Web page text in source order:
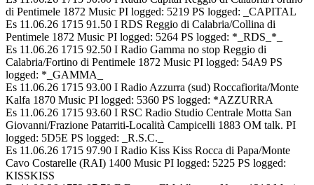
di Pentimele 1872 Music PI logged: 5219 PS logged: _CAPITAL
Es 11.06.26 1715 91.50 I RDS Reggio di Calabria/Collina di
Pentimele 1872 Music PI logged: 5264 PS logged: *_RDS_*_
Es 11.06.26 1715 92.50 I Radio Gamma no stop Reggio di
Calabria/Fortino di Pentimele 1872 Music PI logged: 54A9 PS
logged: *_GAMMA_
Es 11.06.26 1715 93.00 I Radio Azzurra (sud) Roccafiorita/Monte
Kalfa 1870 Music PI logged: 5360 PS logged: *AZZURRA
Es 11.06.26 1715 93.60 I RSC Radio Studio Centrale Motta San
Giovanni/Frazione Patarriti-Località Campicelli 1883 OM talk. PI
logged: 5D5E PS logged: _R.S.C._
Es 11.06.26 1715 97.90 I Radio Kiss Kiss Rocca di Papa/Monte
Cavo Costarelle (RAI) 1400 Music PI logged: 5225 PS logged:
KISSKISS